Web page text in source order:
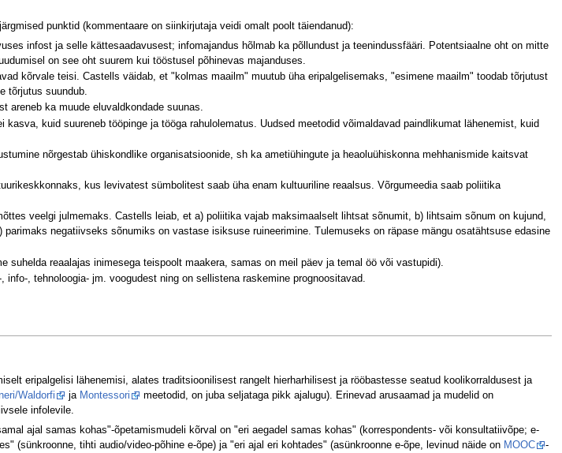
punktid (kommentaare on siinkirjutaja veidi omalt poolt täiendanud):
infost ja selle kättesaadavusest; infomajandus hõlmab ka põllundust ja teenindussfääri. Potentsiaalne oht on mitte
on see oht suurem kui tööstusel põhinevas majanduses.
kõrvale teisi. Castells väidab, et "kolmas maailm" muutub üha eripalgelisemaks, "esimene maailm" toodab tõrjutust
tõrjutus suundub.
areneb ka muude eluvaldkondade suunas.
kasva, kuid suureneb tööpinge ja tööga rahulolematus. Uudsed meetodid võimaldavad paindlikumat lähenemist, kuid
nõrgestab ühiskondlike organisatsioonide, sh ka ametiühingute ja heaoluühiskonna mehhanismide kaitsvat
kus levivatest sümbolitest saab üha enam kultuuriline reaalsus. Võrgumeedia saab poliitika
veelgi julmemaks. Castells leiab, et a) poliitika vajab maksimaalselt lihtsat sõnumit, b) lihtsaim sõnum on kujund,
negatiivseks sõnumiks on vastase isiksuse ruineerimine. Tulemuseks on räpase mängu osatähtsuse edasine
suhelda reaalajas inimesega teispoolt maakera, samas on meil päev ja temal öö või vastupidi).
, tehnoloogia- jm. voogudest ning on sellistena raskemine prognoositavad.
eripalgelisi lähenemisi, alates traditsioonilisest rangelt hierharhilisest ja rööbastesse seatud koolikorraldusest ja
Waldorfi ja Montessori
meetodid, on juba seljataga pikk ajalugu). Erinevad arusaamad ja mudelid on
infolevile.
ajal samas kohas"-õpetamismudeli kõrval on "eri aegadel samas kohas" (korrespondents- või konsultatiivõpe; e-
(sünkroonne, tihti audio/video-põhine e-õpe) ja "eri ajal eri kohtades" (asünkroonne e-õpe, levinud näide on MOOC
-